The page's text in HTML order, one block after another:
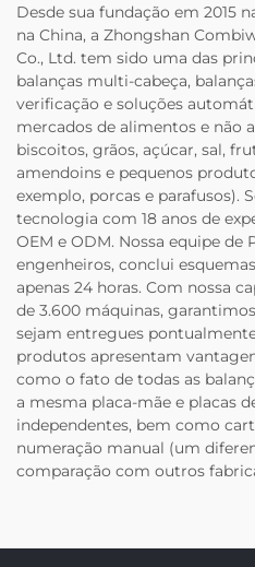
Desde sua fundação em 2015
na China, a Zhongshan
Co., Ltd. tem sido uma das
balanças multi-cabeça,
verificação e soluções
mercados de alimentos e não
biscoitos, grãos, açúcar, sal,
amendoins e pequenos
exemplo, porcas e parafusos).
tecnologia com 18 anos de
OEM e ODM. Nossa equipe de
engenheiros, conclui
apenas 24 horas. Com nossa
de 3.600 máquinas,
sejam entregues
produtos apresentam
como o fato de todas as
a mesma placa-mãe e placas
independentes, bem como
numeração manual (um
comparação com outros